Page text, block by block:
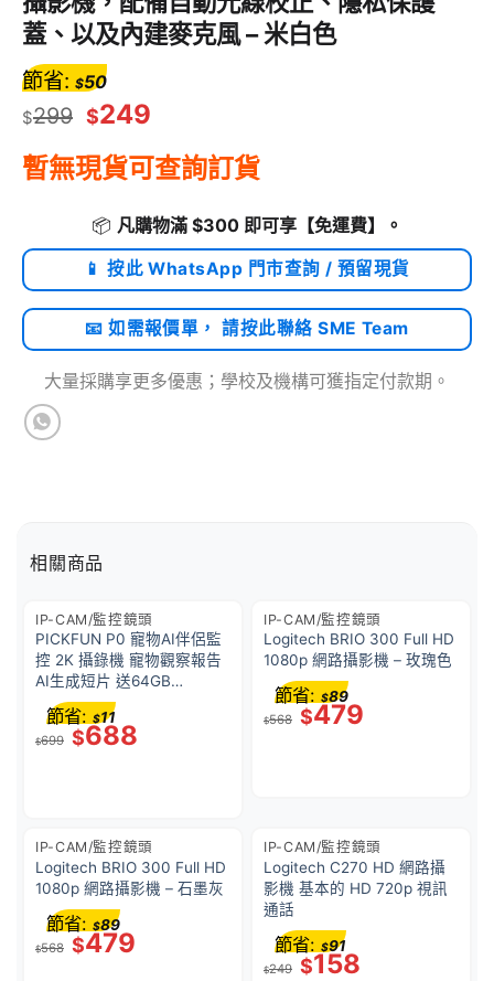
蓋、以及內建麥克風 – 米白色
$299 $249
節省: $50
暫無現貨可查詢訂貨
📦 凡購物滿 $300 即可享 【免運費】 。
📱 按此 WhatsApp 門市查詢 / 預留現貨
📧 如需報價單， 請按此聯絡 SME Team
大量採購享更多優惠；學校及機構可獲指定付款期。
相關商品
IP-CAM/監控鏡頭
PICKFUN P0 寵物AI伴侶監
控 2K 攝錄機 寵物觀察報告
AI生成短片 送64GB
Memory Card (港澳行貨版
本) – 白色
$699 $688
節省: $11
IP-CAM/監控鏡頭
Logitech BRIO 300 Full HD
1080p 網路攝影機 – 玫瑰色
$568 $479
節省: $89
IP-CAM/監控鏡頭
Logitech BRIO 300 Full HD
1080p 網路攝影機 – 石墨灰
$568 $479
節省: $89
IP-CAM/監控鏡頭
Logitech C270 HD 網路攝
影機 基本的 HD 720p 視訊
通話
$249 $158
節省: $91